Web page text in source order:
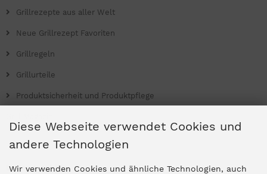
Grillrezepte aus aller Welt
Neue Grillrezept Favoriten
Grillregeln
Grillurteile
Produktsicherheit und Produktpflege
Ladengeschäfte
Diese Webseite verwendet Cookies und
andere Technologien
Wir verwenden Cookies und ähnliche Technologien, auch